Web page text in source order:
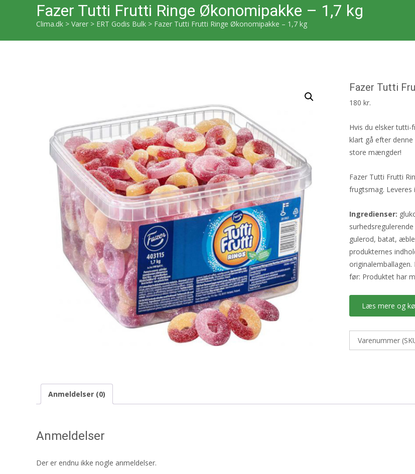
Fazer Tutti Frutti Ringe Økonomipakke – 1,7 kg
Clima.dk > Varer > ERT Godis Bulk > Fazer Tutti Frutti Ringe Økonomipakke – 1,7 kg
Fazer Tutti
180 kr.
Hvis du elsker tutti-
klart gå efter
store mængder!
Fazer Tutti Frutti
frugtsmag. Leveres
Ingredienser:
gulerod, batat,
produkternes
før: Produktet har
Læs mere og
Varenummer
Anmeldelser (0)
Anmeldelser
Der er endnu ikke nogle anmeldelser.